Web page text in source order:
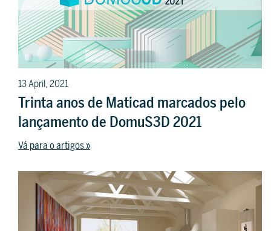
13 April, 2021
Trinta anos de Maticad marcados pelo
lançamento de DomuS3D 2021
Vá para o artigos »